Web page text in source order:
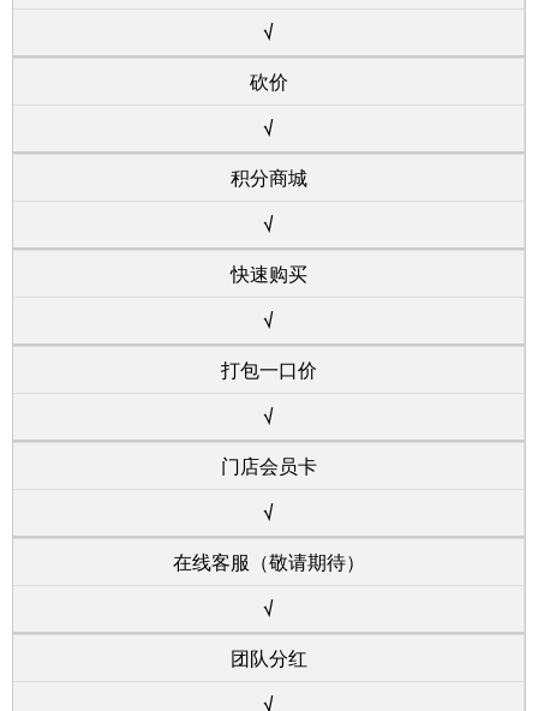
√
砍价
√
积分商城
√
快速购买
√
打包一口价
√
门店会员卡
√
在线客服（敬请期待）
√
团队分红
√